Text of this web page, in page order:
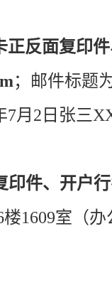
正反面复印
；邮件标题
7月2日张三
印件、开户
1609室（办